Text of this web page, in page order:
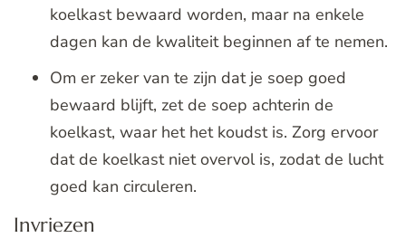
koelkast bewaard worden, maar na enkele
dagen kan de kwaliteit beginnen af te nemen.
Om er zeker van te zijn dat je soep goed
bewaard blijft, zet de soep achterin de
koelkast, waar het het koudst is. Zorg ervoor
dat de koelkast niet overvol is, zodat de lucht
goed kan circuleren.
Invriezen